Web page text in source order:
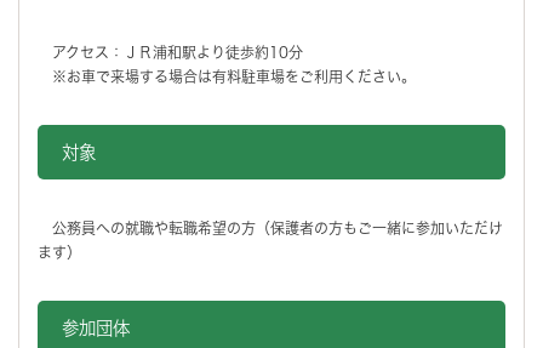
アクセス：ＪＲ浦和駅より徒歩約10分
※お車で来場する場合は有料駐車場をご利用ください。
対象
公務員への就職や転職希望の方（保護者の方もご一緒に参加いただけ
ます）
参加団体